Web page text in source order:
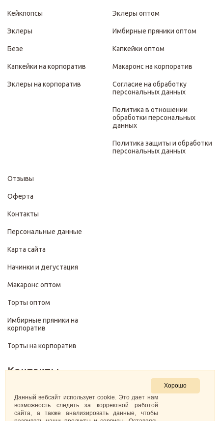
Кейкпопсы
Эклеры
Безе
Капкейки на корпоратив
Эклеры на корпоратив
Эклеры оптом
Имбирные пряники оптом
Капкейки оптом
Макаронс на корпоратив
Согласие на обработку
персональных данных
Политика в отношении
обработки персональных
данных
Политика защиты и обработки
персональных данных
Отзывы
Оферта
Контакты
Персональные данные
Карта сайта
Начинки и дегустация
Макаронс оптом
Торты оптом
Имбирные пряники на
корпоратив
Торты на корпоратив
Контакты
+7 (499) 322-28-29
pirojenka.rf@gmail.com
Хорошо
Данный вебсайт использует cookie. Это дает нам
возможность следить за корректной работой
сайта, а также анализировать данные, чтобы